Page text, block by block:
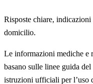
Risposte chiare,
domicilio.
Le informazioni mediche e
basano sulle linee guida
istruzioni ufficiali per